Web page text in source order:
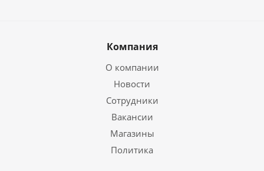
Компания
О компании
Новости
Сотрудники
Вакансии
Магазины
Политика